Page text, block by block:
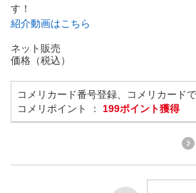
す！
紹介動画はこちら
ネット販売
価格（税込）
コメリカード番号登録、コメリカード
コメリポイント ： 199ポイント獲得